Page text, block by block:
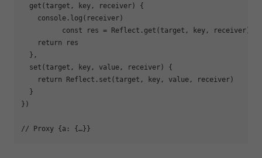
  get(target, key, receiver) {
console .log(receiver)
const res = Reflect .get(target, key, receiver)
return res
  },
  set(target, key, value, receiver) {
return
Reflect .set(target, key, value, receiver)
  }
})
// Proxy {a: {…}}